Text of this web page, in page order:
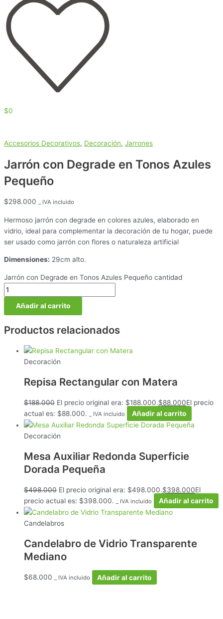
$0
Accesorios Decorativos, Decoración, Jarrones
Jarrón con Degrade en Tonos Azules
Pequeño
$298.000 _ IVA incluido
Hermoso jarrón con degrade en colores azules, elaborado en
vidrio, ideal para complementar la decoración de tu hogar, puede
ser usado como jarrón con flores o naturaleza artificial
Dimensiones: 29cm alto.
Jarrón con Degrade en Tonos Azules Pequeño cantidad
Añadir al carrito
Productos relacionados
Decoración
Repisa Rectangular con Matera
$188.000 El precio original era: $188.000.$88.000El precio
actual es: $88.000.
_ IVA incluido Añadir al carrito
Decoración
Mesa Auxiliar Redonda Superficie
Dorada Pequeña
$498.000 El precio original era: $498.000.$398.000El
precio actual es: $398.000.
_ IVA incluido Añadir al carrito
Candelabros
Candelabro de Vidrio Transparente
Mediano
$68.000 _ IVA incluido Añadir al carrito